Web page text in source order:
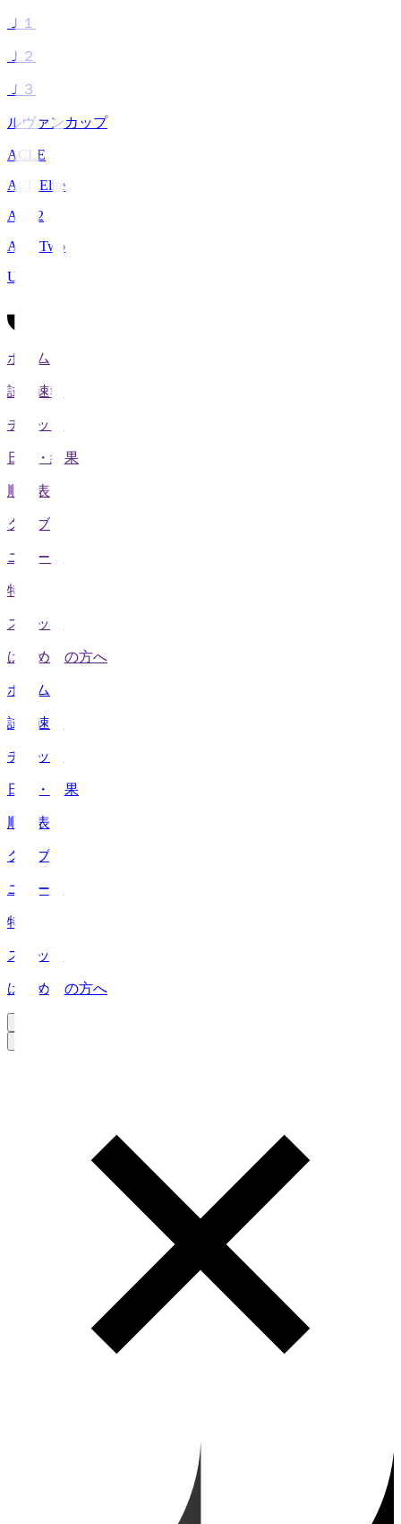
Ｊ１
Ｊ２
Ｊ３
ルヴァンカップ
ACLE
ACL Elite
ACL2
ACL Two
U-21
ホーム
試合速報
チケット
日程・結果
順位表
クラブ
ニュース
特集
スタッツ
はじめての方へ
ホーム
試合速報
チケット
日程・結果
順位表
クラブ
ニュース
特集
スタッツ
はじめての方へ